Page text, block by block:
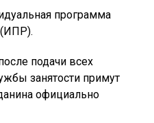
программа
(ИПР).
подачи всех
занятости примут
официально